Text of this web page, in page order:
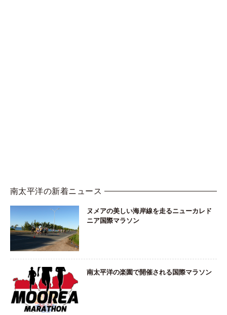
南太平洋の新着ニュース
ヌメアの美しい海岸線を走るニューカレド
ニア国際マラソン
南太平洋の楽園で開催される国際マラソン